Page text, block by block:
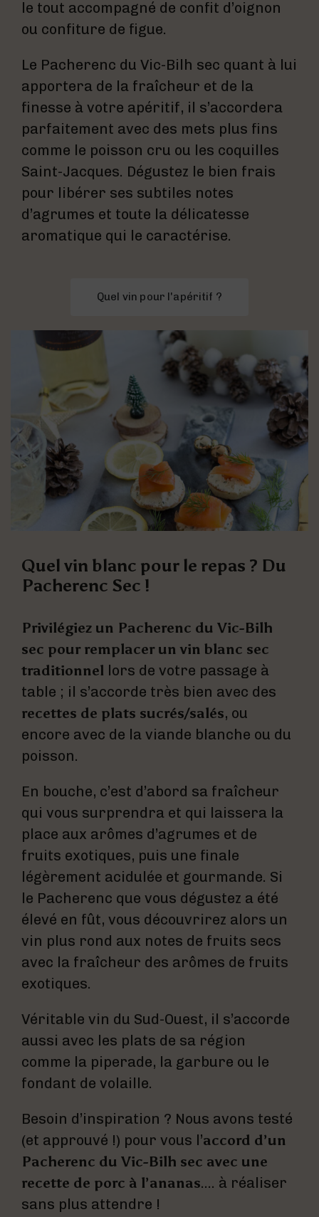
le tout accompagné de confit d’oignon
ou confiture de figue.
Le Pacherenc du Vic-Bilh sec quant à lui
apportera de la fraîcheur et de la
finesse à votre apéritif, il s’accordera
parfaitement avec des mets plus fins
comme le poisson cru ou les coquilles
Saint-Jacques. Dégustez le bien frais
pour libérer ses subtiles notes
d’agrumes et toute la délicatesse
aromatique qui le caractérise.
Quel vin pour l'apéritif ?
Quel vin blanc pour le repas ? Du
Pacherenc Sec !
Privilégiez un Pacherenc du Vic-Bilh
sec pour remplacer un vin blanc sec
traditionnel lors de votre passage à
table ; il s’accorde très bien avec des
recettes de plats sucrés/salés, ou
encore avec de la viande blanche ou du
poisson.
En bouche, c’est d’abord sa fraîcheur
qui vous surprendra et qui laissera la
place aux arômes d’agrumes et de
fruits exotiques, puis une finale
légèrement acidulée et gourmande. Si
le Pacherenc que vous dégustez a été
élevé en fût, vous découvrirez alors un
vin plus rond aux notes de fruits secs
avec la fraîcheur des arômes de fruits
exotiques.
Véritable vin du Sud-Ouest, il s’accorde
aussi avec les plats de sa région
comme la piperade, la garbure ou le
fondant de volaille.
Besoin d’inspiration ? Nous avons testé
(et approuvé !) pour vous l’accord d’un
Pacherenc du Vic-Bilh sec avec une
recette de porc à l’ananas…. à réaliser
sans plus attendre !